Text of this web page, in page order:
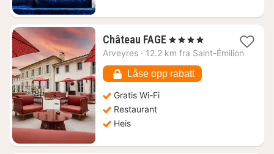
Château FAGE 1
natt
2633
kr.
, 4 Stjerner
Arveyres · 12.2 km fra Saint-Émilion
Låse opp rabatt
Gratis Wi-Fi
Restaurant
Heis